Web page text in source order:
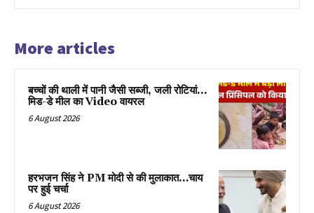
More articles
बच्चों की थाली में पानी जैसी सब्जी, जली रोटियां…
मिड-डे मील का Video वायरल
6 August 2026
हरभजन सिंह ने PM मोदी से की मुलाकात…चाय
पर हुई चर्चा
6 August 2026